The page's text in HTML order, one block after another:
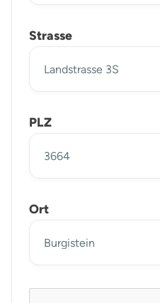
Strasse
PLZ
Ort